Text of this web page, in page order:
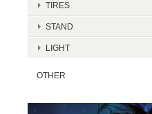
TIRES
STAND
LIGHT
OTHER